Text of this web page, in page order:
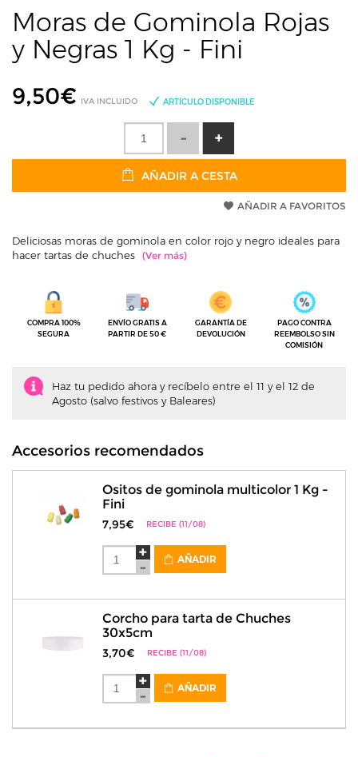
Moras de Gominola Rojas
y Negras 1 Kg - Fini
9,50€ IVA INCLUIDO ARTÍCULO DISPONIBLE
AÑADIR A CESTA
AÑADIR A FAVORITOS
Deliciosas moras de gominola en color rojo y negro ideales para
hacer tartas de chuches
COMPRA 100%
SEGURA
ENVÍO GRATIS A
PARTIR DE 50 €
GARANTÍA DE
DEVOLUCIÓN
PAGO CONTRA
REEMBOLSO SIN
COMISIÓN
Haz tu pedido ahora y recíbelo entre el 11 y el 12 de
Agosto (salvo festivos y Baleares)
Accesorios recomendados
Ositos de gominola multicolor 1 Kg -
Fini
7,95€ RECIBE (11/08)
AÑADIR
Corcho para tarta de Chuches
30x5cm
3,70€ RECIBE (11/08)
AÑADIR